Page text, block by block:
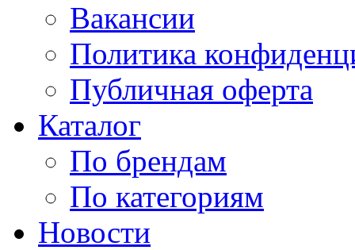
Вакансии
Политика
Публичная оферта
Каталог
По брендам
По категориям
Новости